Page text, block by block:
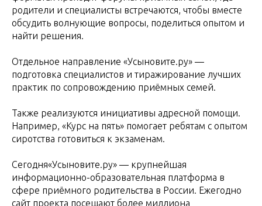
родители и специалисты встречаются, чтобы вместе
обсудить волнующие вопросы, поделиться опытом и
найти решения.
Отдельное направление «Усыновите.ру» —
подготовка специалистов и тиражирование лучших
практик по сопровождению приёмных семей.
Также реализуются инициативы адресной помощи.
Например, «Курс на пять» помогает ребятам с опытом
сиротства готовиться к экзаменам.
Сегодня«Усыновите.ру» — крупнейшая
информационно-образовательная платформа в
сфере приёмного родительства в России. Ежегодно
сайт проекта посещают более миллиона